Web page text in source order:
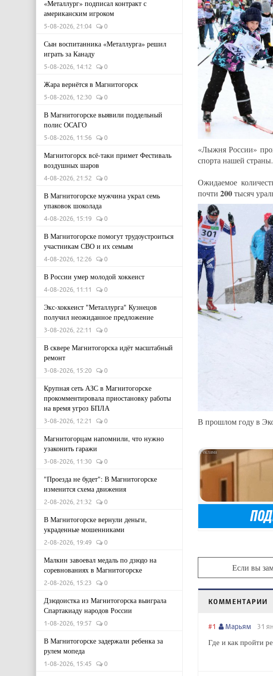
«Металлург» подписал контракт с
американским игроком
5-08-2026, 21:04 0
Сын воспитанника «Металлурга» решил
играть за Канаду
5-08-2026, 14:12 0
Жара вернётся в Магнитогорск
5-08-2026, 12:30 0
В Магнитогорске выявили поддельный
полис ОСАГО
5-08-2026, 11:56 0
Магнитогорск всё-таки примет Фестиваль
воздушных шаров
4-08-2026, 21:52 0
В Магнитогорске мужчина украл семь
упаковок шоколада
4-08-2026, 15:19 0
В Магнитогорске помогут трудоустроиться
участникам СВО и их семьям
4-08-2026, 12:26 0
В России умер молодой хоккеист
4-08-2026, 11:11 0
Экс-хоккеист "Металлурга" Кузнецов
получил неожиданное предложение
3-08-2026, 22:11 0
В сквере Магнитогорска идёт масштабный
ремонт
3-08-2026, 15:20 0
Крупная сеть АЗС в Магнитогорске
прокомментировала приостановку работы
на время угроз БПЛА
3-08-2026, 12:21 0
Магнитогорцам напомнили, что нужно
узаконить гаражи
3-08-2026, 11:30 0
"Проезда не будет": В Магнитогорске
изменится схема движения
2-08-2026, 21:32 0
В Магнитогорске вернули деньги,
украденные мошенниками
2-08-2026, 19:49 0
Малкин завоевал медаль по дзюдо на
соревнованиях в Магнитогорске
2-08-2026, 15:23 0
Дзюдоистка из Магнитогорска выиграла
Спартакиаду народов России
1-08-2026, 19:57 0
В Магнитогорске задержали ребенка за
рулем мопеда
1-08-2026, 15:45 0
«Лыжня России»
спорта нашей страны.
Ожидаемое
почти 200тысяч
В прошлом году в
Если вы
КОММЕНТАРИИ
#1 Марьям 31
Где и как пройти